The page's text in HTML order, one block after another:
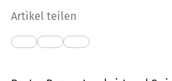
Artikel teilen